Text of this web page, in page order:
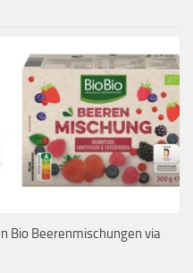
Bio Beerenmischungen via